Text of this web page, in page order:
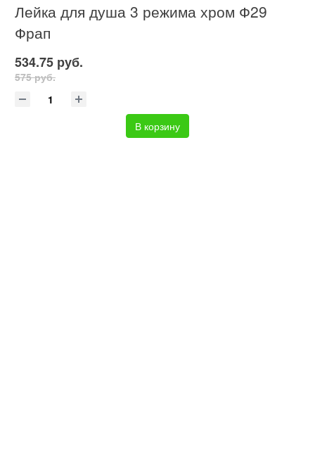
Лейка для душа 3 режима хром Ф29
Фрап
534.75 руб.
575 руб.
В корзину